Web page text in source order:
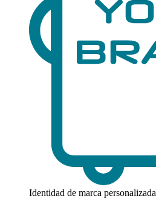
Identidad de marca personalizada